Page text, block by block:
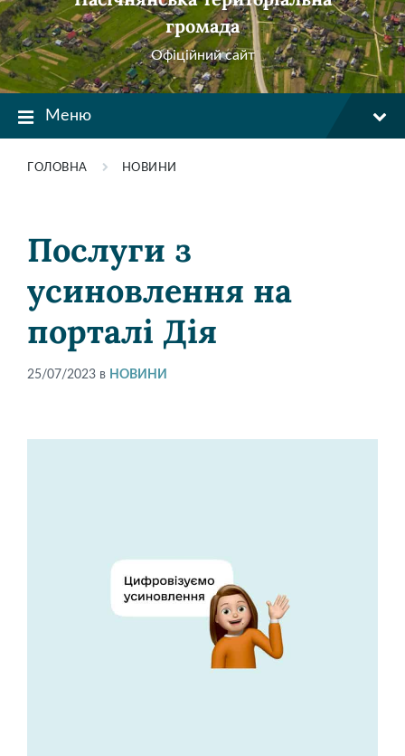
громада
Офіційний сайт
Меню
ГОЛОВНА НОВИНИ
Послуги з
усиновлення на
порталі Дія
25/07/2023 в НОВИНИ